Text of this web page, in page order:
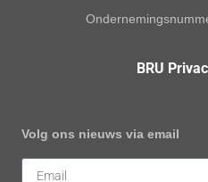
BRU
Volg ons nieuws via email